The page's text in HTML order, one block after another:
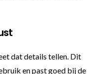
dat details tellen. Dit
en past goed bij de